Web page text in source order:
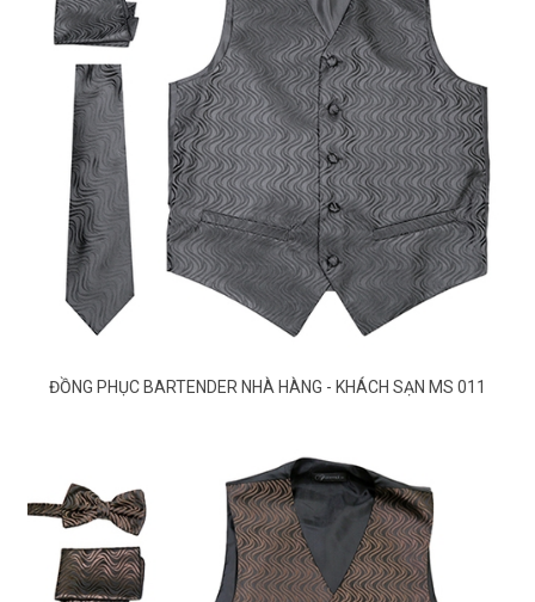
ĐỒNG PHỤC BARTENDER NHÀ HÀNG - KHÁCH SẠN MS 011